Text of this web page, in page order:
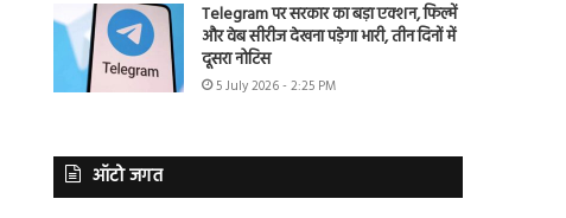
Telegram पर सरकार का बड़ा एक्शन, फिल्में
और वेब सीरीज देखना पड़ेगा भारी, तीन दिनों में
दूसरा नोटिस
5 July 2026 - 2:25 PM
ऑटो जगत